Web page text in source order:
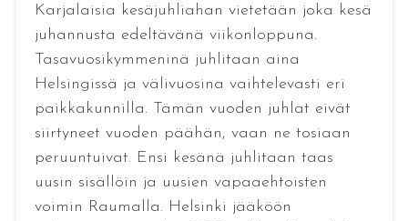
Karjalaisia kesäjuhliahan vietetään joka kesä
juhannusta edeltävänä viikonloppuna.
Tasavuosikymmeninä juhlitaan aina
Helsingissä ja välivuosina vaihtelevasti eri
paikkakunnilla. Tämän vuoden juhlat eivät
siirtyneet vuoden päähän, vaan ne tosiaan
peruuntuivat. Ensi kesänä juhlitaan taas
uusin sisällöin ja uusien vapaaehtoisten
voimin Raumalla. Helsinki jääköön